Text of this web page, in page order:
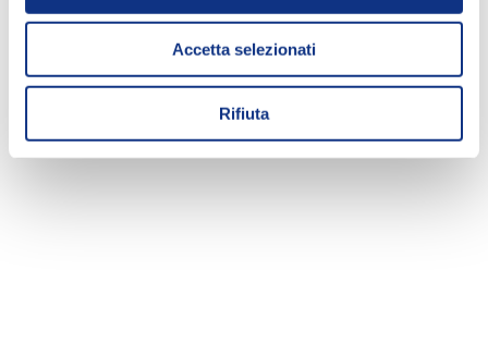
Accetta selezionati
Rifiuta